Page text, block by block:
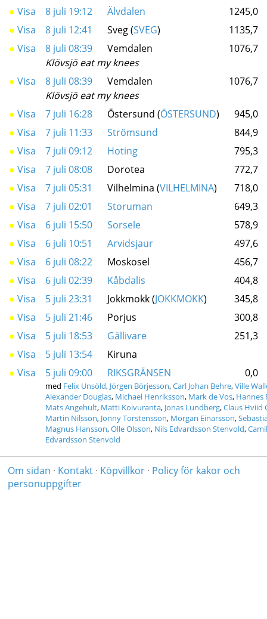
● Visa 8 juli 19:12 Älvdalen
1245,0
● Visa 8 juli 12:41 Sveg (SVEG)
1135,7
● Visa 8 juli 08:39 Vemdalen
1076,7
Klövsjö eat my knees
● Visa 8 juli 08:39 Vemdalen
1076,7
Klövsjö eat my knees
● Visa 7 juli 16:28 Östersund (ÖSTERSUND)
945,0
● Visa 7 juli 11:33 Strömsund
844,9
● Visa 7 juli 09:12 Hoting
795,3
● Visa 7 juli 08:08 Dorotea
772,7
● Visa 7 juli 05:31 Vilhelmina (VILHELMINA)
718,0
● Visa 7 juli 02:01 Storuman
649,3
● Visa 6 juli 15:50 Sorsele
578,9
● Visa 6 juli 10:51 Arvidsjaur
497,6
● Visa 6 juli 08:22 Moskosel
456,7
● Visa 6 juli 02:39 Kåbdalis
404,8
● Visa 5 juli 23:31 Jokkmokk (JOKKMOKK)
345,8
● Visa 5 juli 21:46 Porjus
300,8
● Visa 5 juli 18:53 Gällivare
251,3
● Visa 5 juli 13:54
Kiruna
● Visa 5 juli 09:00 RIKSGRÄNSEN 0,0
med Felix Unsöld, Jörgen Börjesson,Carl Johan Behre,Ville
Alexander Douglas, Michael Henriksson, Mark de Vos, Hannes
Mats Ängehult, Matti Koivuranta, Jonas Lundberg,Claus Hviid
Martin Nilsson, Jonny Torstensson, Morgan Einarsson,
Magnus Hansson,Olle Olsson, Nils Edvardsson Stenvold,
Edvardsson Stenvold
Om sidan · Kontakt· Köpvillkor· Policy för kakor och
personuppgifter